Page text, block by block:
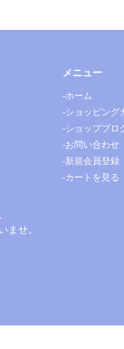
ませ。
メニュー
-ホーム
-ショッピング
-ショップブロ
-お問い合わせ
-新規会員登録
-カートを見る